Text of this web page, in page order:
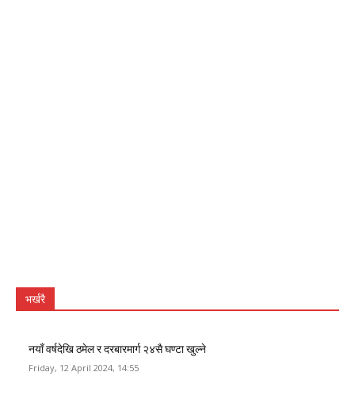
भर्खरै
नयाँ वर्षदेखि ठमेल र दरबारमार्ग २४सै घण्टा खुल्ने
Friday, 12 April 2024, 14:55